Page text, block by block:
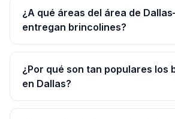
¿A qué áreas del área de
entregan brincolines?
¿Por qué son tan populares los
en Dallas?